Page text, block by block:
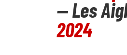
— Les
2024